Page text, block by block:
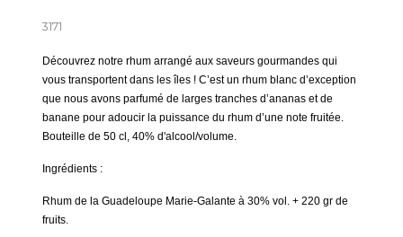
3171
Découvrez notre rhum arrangé aux saveurs gourmandes qui
vous transportent dans les îles ! C’est un rhum blanc d’exception
que nous avons parfumé de larges tranches d’ananas et de
banane pour adoucir la puissance du rhum d’une note fruitée.
Bouteille de 50 cl, 40% d'alcool/volume.
Ingrédients :
Rhum de la Guadeloupe Marie-Galante à 30% vol. + 220 gr de
fruits.